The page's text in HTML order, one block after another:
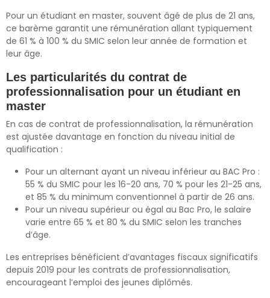
Pour un étudiant en master, souvent âgé de plus de 21 ans,
ce barème garantit une rémunération allant typiquement
de 61 % à 100 % du SMIC selon leur année de formation et
leur âge.
Les particularités du contrat de
professionnalisation pour un étudiant en
master
En cas de contrat de professionnalisation, la rémunération
est ajustée davantage en fonction du niveau initial de
qualification :
Pour un alternant ayant un niveau inférieur au BAC Pro :
55 % du SMIC pour les 16-20 ans, 70 % pour les 21-25 ans,
et 85 % du minimum conventionnel à partir de 26 ans.
Pour un niveau supérieur ou égal au Bac Pro, le salaire
varie entre 65 % et 80 % du SMIC selon les tranches
d’âge.
Les entreprises bénéficient d’avantages fiscaux significatifs
depuis 2019 pour les contrats de professionnalisation,
encourageant l’emploi des jeunes diplômés.